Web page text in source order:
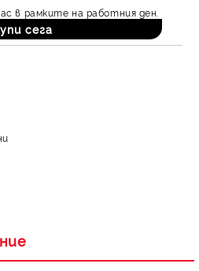
в рамките на работния ден.